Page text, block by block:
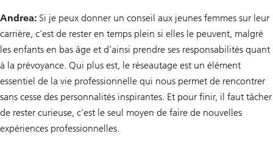
Andrea: Si je peux donner un conseil aux jeunes femmes sur leur
carrière, c’est de rester en temps plein si elles le peuvent, malgré
les enfants en bas âge et d’ainsi prendre ses responsabilités quant
à la prévoyance. Qui plus est, le réseautage est un élément
essentiel de la vie professionnelle qui nous permet de rencontrer
sans cesse des personnalités inspirantes. Et pour finir, il faut tâcher
de rester curieuse, c’est le seul moyen de faire de nouvelles
expériences professionnelles.